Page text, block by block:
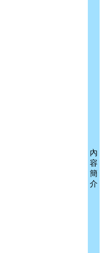
內
容
簡
介